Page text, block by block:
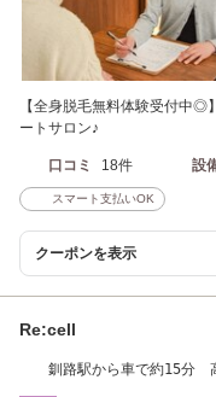
【全身脱毛無料体験受付中◎
ートサロン♪
口コミ 18件 設
スマート支払いOK
クーポンを表示
Re:cell
釧路駅から車で約15分